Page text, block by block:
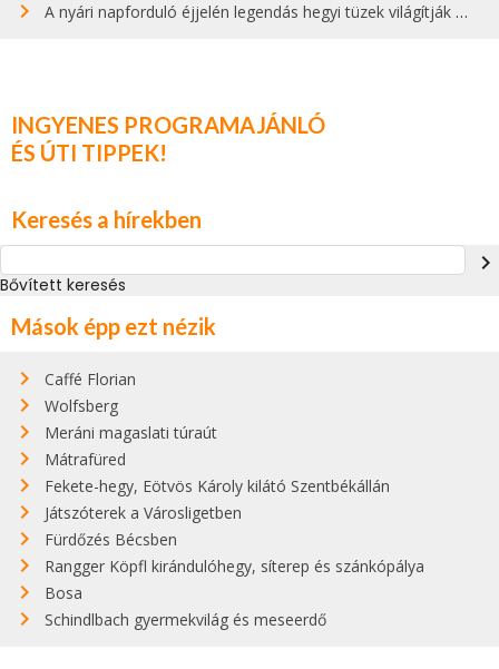
A nyári napforduló éjjelén legendás hegyi tüzek világítják meg Zugspitzét
INGYENES PROGRAMAJÁNLÓ
ÉS ÚTI TIPPEK!
Keresés a hírekben
navigate_next
Bővített keresés
Mások épp ezt nézik
Caffé Florian
Wolfsberg
Meráni magaslati túraút
Mátrafüred
Fekete-hegy, Eötvös Károly kilátó Szentbékállán
Játszóterek a Városligetben
Fürdőzés Bécsben
Rangger Köpfl kirándulóhegy, síterep és szánkópálya
Bosa
Schindlbach gyermekvilág és meseerdő